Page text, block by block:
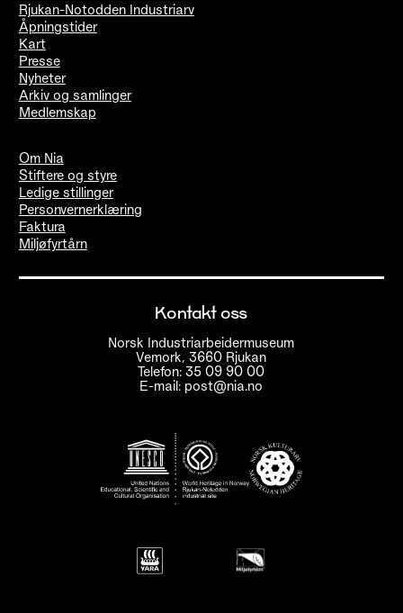
Rjukan-Notodden Industriarv
Åpningstider
Kart
Presse
Nyheter
Arkiv og samlinger
Medlemskap
Om Nia
Stiftere og styre
Ledige stillinger
Personvernerklæring
Faktura
Miljøfyrtårn
Kontakt oss
Norsk Industriarbeidermuseum
Vemork, 3660 Rjukan
Telefon: 35 09 90 00
E-mail: post@nia.no